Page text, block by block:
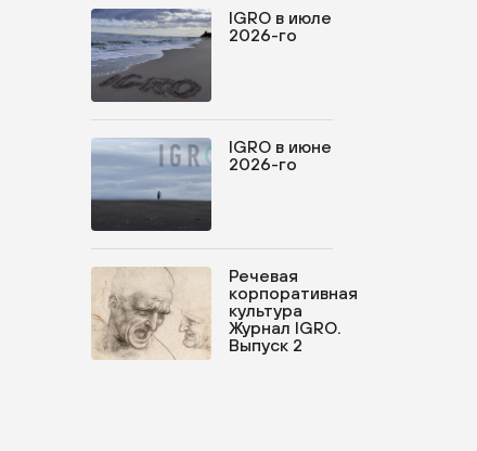
IGRO в июле
2026-го
IGRO в июне
2026-го
Речевая
корпоративная
культура
Журнал IGRO.
Выпуск 2